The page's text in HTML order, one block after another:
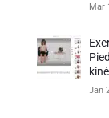
Mar
Jan